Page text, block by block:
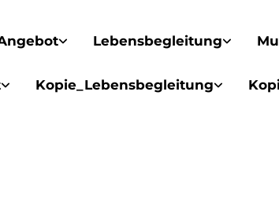
Lebensbegleitung
Kopie_Lebensbegleitung